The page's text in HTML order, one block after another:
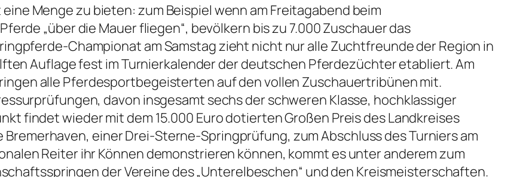
Menge zu bieten: zum Beispiel wenn am Freitagabend beim
„über die Mauer fliegen“, bevölkern bis zu 7.000 Zuschauer das
Championat am Samstag zieht nicht nur alle Zuchtfreunde der Region in
Auflage fest im Turnierkalender der deutschen Pferdezüchter etabliert. Am
alle Pferdesportbegeisterten auf den vollen Zuschauertribünen mit.
davon insgesamt sechs der schweren Klasse, hochklassiger
findet wieder mit dem 15.000 Euro dotierten Großen Preis des Landkreises
Bremerhaven, einer Drei-Sterne-Springprüfung, zum Abschluss des Turniers am
Reiter ihr Können demonstrieren können, kommt es unter anderem zum
der Vereine des „Unterelbeschen“ und den Kreismeisterschaften.